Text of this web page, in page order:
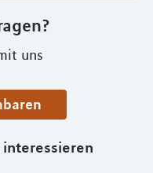
uns
interessieren